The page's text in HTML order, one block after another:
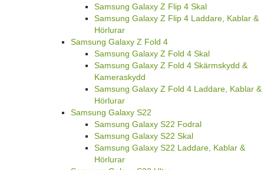
Samsung Galaxy Z Flip 4 Skal
Samsung Galaxy Z Flip 4 Laddare, Kablar &
Hörlurar
Samsung Galaxy Z Fold 4
Samsung Galaxy Z Fold 4 Skal
Samsung Galaxy Z Fold 4 Skärmskydd &
Kameraskydd
Samsung Galaxy Z Fold 4 Laddare, Kablar &
Hörlurar
Samsung Galaxy S22
Samsung Galaxy S22 Fodral
Samsung Galaxy S22 Skal
Samsung Galaxy S22 Laddare, Kablar &
Hörlurar